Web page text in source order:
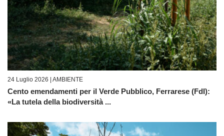
24 Luglio 2026 | AMBIENTE
Cento emendamenti per il Verde Pubblico, Ferrarese (FdI):
«La tutela della biodiversità ...